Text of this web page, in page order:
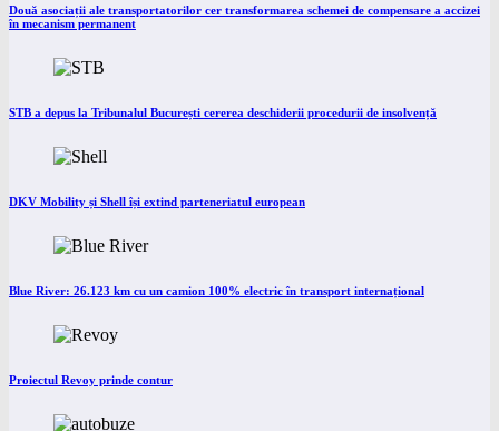
Două asociații ale transportatorilor cer transformarea schemei de compensare a accizei
în mecanism permanent
STB a depus la Tribunalul București cererea deschiderii procedurii de insolvență
DKV Mobility și Shell își extind parteneriatul european
Blue River: 26.123 km cu un camion 100% electric în transport internațional
Proiectul Revoy prinde contur